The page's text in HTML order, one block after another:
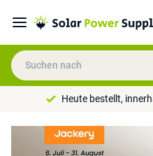
Heute bestellt,